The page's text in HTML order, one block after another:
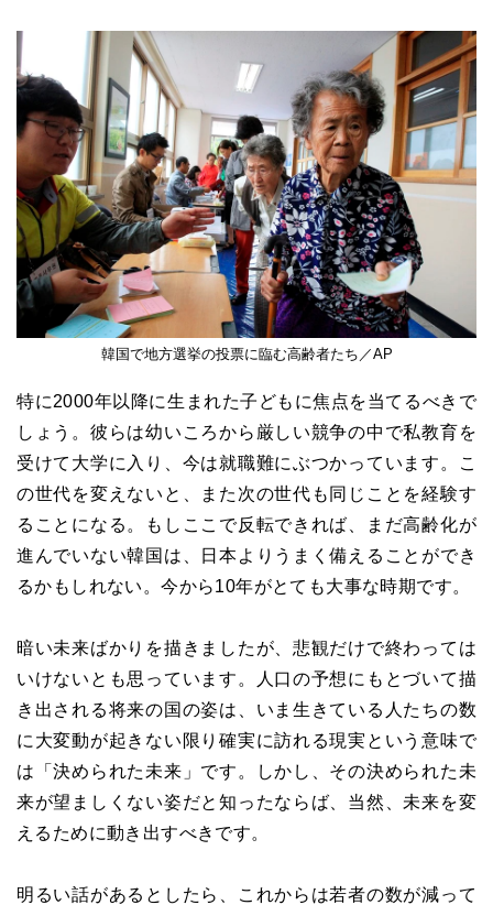
韓国で地方選挙の投票に臨む高齢者たち／AP
特に2000年以降に生まれた子どもに焦点を当てるべきで
しょう。彼らは幼いころから厳しい競争の中で私教育を
受けて大学に入り、今は就職難にぶつかっています。こ
の世代を変えないと、また次の世代も同じことを経験す
ることになる。もしここで反転できれば、まだ高齢化が
進んでいない韓国は、日本よりうまく備えることができ
るかもしれない。今から10年がとても大事な時期です。
暗い未来ばかりを描きましたが、悲観だけで終わっては
いけないとも思っています。人口の予想にもとづいて描
き出される将来の国の姿は、いま生きている人たちの数
に大変動が起きない限り確実に訪れる現実という意味で
は「決められた未来」です。しかし、その決められた未
来が望ましくない姿だと知ったならば、当然、未来を変
えるために動き出すべきです。
明るい話があるとしたら、これからは若者の数が減って